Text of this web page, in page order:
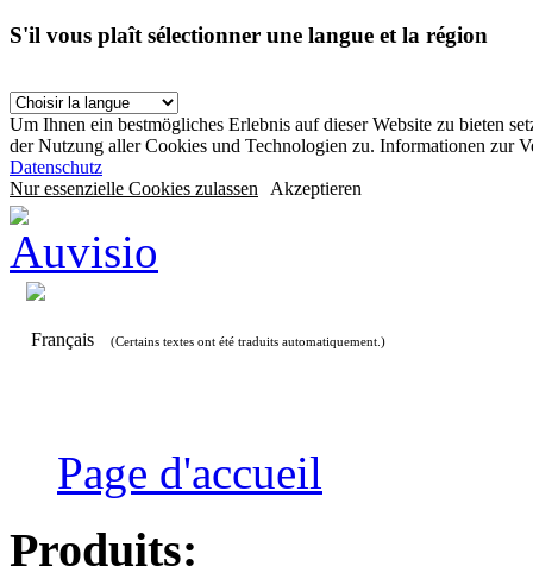
S'il vous plaît sélectionner une langue et la région
Um Ihnen ein bestmögliches Erlebnis auf dieser Website zu bieten
der Nutzung aller Cookies und Technologien zu. Informationen zur
Datenschutz
Nur essenzielle Cookies zulassen Akzeptieren
Français (Certains textes ont été traduits automatiquement.)
Page d'accueil
Produits: